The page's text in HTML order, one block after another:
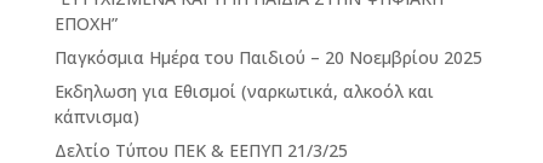
ΕΠΟΧΗ”
Παγκόσμια Ημέρα του Παιδιού – 20 Νοεμβρίου 2025
Εκδηλωση για Εθισμοί (ναρκωτικά, αλκοόλ και
κάπνισμα)
Δελτίο Τύπου ΠΕΚ & ΕΕΠΥΠ 21/3/25